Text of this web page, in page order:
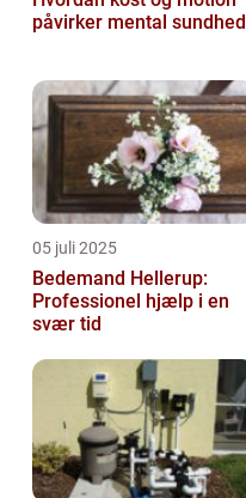
påvirker mental sundhed
05 juli 2025
Bedemand Hellerup:
Professionel hjælp i en
svær tid